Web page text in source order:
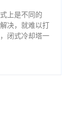
上是不同的
决，就难以打
闭式冷却塔一